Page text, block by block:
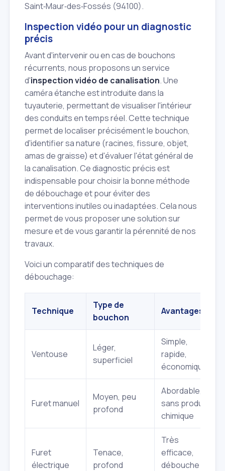
Saint‑Maur‑des‑Fossés (94100).
Inspection vidéo pour un diagnostic
précis
Avant d'intervenir ou en cas de bouchons
récurrents, nous proposons un service
d'inspection vidéo de canalisation. Une
caméra étanche est introduite dans la
tuyauterie, permettant de visualiser l'intérieur
des conduits en temps réel. Cette technique
permet de localiser précisément le bouchon,
d'identifier sa nature (racines, fissure, objet,
amas de graisse) et d'évaluer l'état général de
la canalisation. Ce diagnostic précis est
indispensable pour choisir la bonne méthode
de débouchage et pour éviter des
interventions inutiles ou inadaptées. Cela nous
permet de vous proposer une solution sur
mesure et de vous garantir la pérennité de nos
travaux.
Voici un comparatif des techniques de
débouchage:
Technique
Type de
bouchon
Avantages
Ventouse
Léger,
superficiel
Simple,
rapide,
économique
Furet manuel
Moyen, peu
profond
Abordable,
sans produit
chimique
Furet
électrique
Tenace,
profond
Très
efficace,
débouche